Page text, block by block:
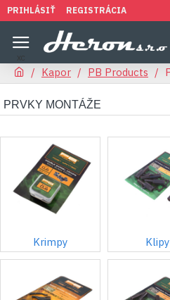
PRIHLÁSIŤ REGISTRÁCIA
Kapor PB Products
PRVKY MONTÁŽE
Krimpy Klipy